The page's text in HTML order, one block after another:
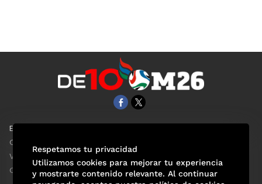
EL UNIVERSAL
Clase
ViveUSA
Confabulario
Respetamos tu privacidad
Utilizamos cookies para mejorar tu experiencia
y mostrarte contenido relevante. Al continuar